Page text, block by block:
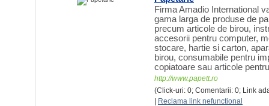
Firma Amadio International
gama larga de produse de
precum articole de birou,
accesorii pentru computer,
stocare, hartie si carton,
birou, consumabile pentru
copiatoare sau articole
http://www.papett.ro
(Click-uri: 0; Comentarii: 0; Link
Reclama link nefunctional